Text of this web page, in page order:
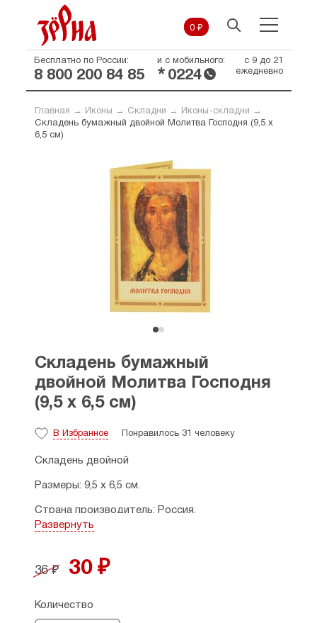
0 ₽
Бесплатно по России:
8 800 200 84 85
и с мобильного:
* 0224
с 9 до 21
ежедневно
Главная → Иконы → Складни → Иконы-складни →
Складень бумажный двойной Молитва Господня (9,5 х
6,5 см)
Складень бумажный
двойной Молитва Господня
(9,5 х 6,5 см)
В Избранное Понравилось 31 человеку
Складень двойной
Размеры: 9,5 х 6,5 см.
Страна производитель: Россия.
Развернуть
36 ₽ 30 ₽
Количество